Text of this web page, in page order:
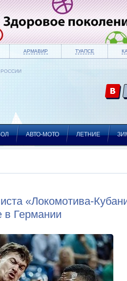
АРМАВИР ТУАПСЕ
АВТО-МОТО ЛЕТНИЕ
«Локомотива-
в Германии